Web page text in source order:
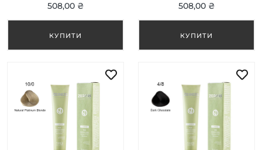
508,00 ₴ 508,00 ₴